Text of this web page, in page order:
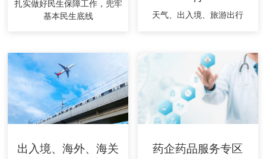
扎实做好民生保障工作，兜牢
基本民生底线
天气、出入境、旅游出行
出入境、海外、海关 药企药品服务专区